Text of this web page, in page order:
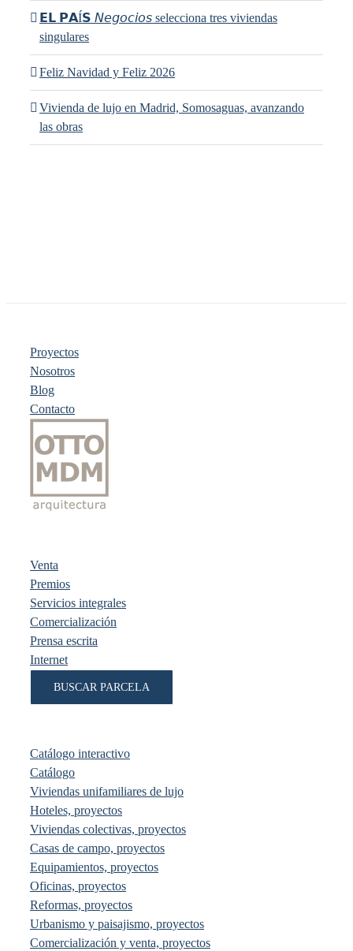
𝗘𝗟 𝗣𝗔Í𝗦 𝘕𝘦𝘨𝘰𝘤𝘪𝘰𝘴 selecciona tres viviendas
singulares
Feliz Navidad y Feliz 2026
Vivienda de lujo en Madrid, Somosaguas, avanzando
las obras
Proyectos
Nosotros
Blog
Contacto
Venta
Premios
Servicios integrales
Comercialización
Prensa escrita
Internet
BUSCAR PARCELA
Catálogo interactivo
Catálogo
Viviendas unifamiliares de lujo
Hoteles, proyectos
Viviendas colectivas, proyectos
Casas de campo, proyectos
Equipamientos, proyectos
Oficinas, proyectos
Reformas, proyectos
Urbanismo y paisajismo, proyectos
Comercialización y venta, proyectos